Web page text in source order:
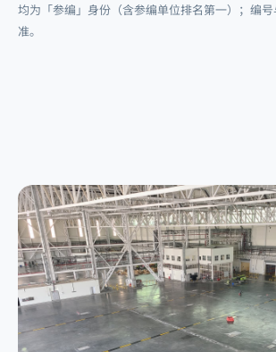
均为「参编」身份（含参编单位排名第一）；编
准。